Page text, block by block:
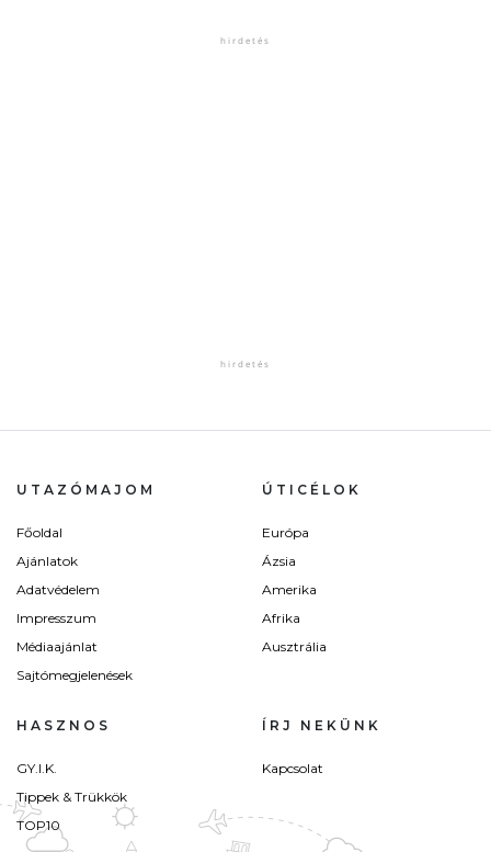
UTAZÓMAJOM
Főoldal
Ajánlatok
Adatvédelem
Impresszum
Médiaajánlat
Sajtómegjelenések
ÚTICÉLOK
Európa
Ázsia
Amerika
Afrika
Ausztrália
HASZNOS
GY.I.K.
Tippek & Trükkök
TOP10
ÍRJ NEKÜNK
Kapcsolat